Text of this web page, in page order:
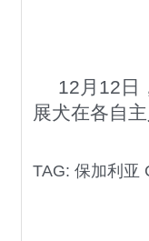
12月12日
展犬在各自
TAG: 保加利亚